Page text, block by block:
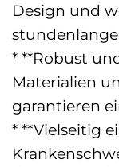
Design und
* **Robust
Materialien
garantieren
* **Vielseitig